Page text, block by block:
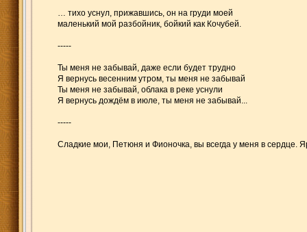
… тихо уснул, прижавшись, он на груди моей
маленький мой разбойник, бойкий как Кочубей.
-----
Ты меня не забывай, даже если будет трудно
Я вернусь весенним утром, ты меня не забывай
Ты меня не забывай, облака в реке уснули
Я вернусь дождём в июле, ты меня не забывай...
-----
Сладкие мои, Петюня и Фионочка, вы всегда у меня в